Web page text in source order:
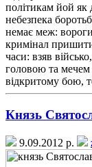
політикам йой як
небезпека
немає меж:
кримінал
часи: взяв
головою та
відкритому бою,
Князь
9.09.2012 р.